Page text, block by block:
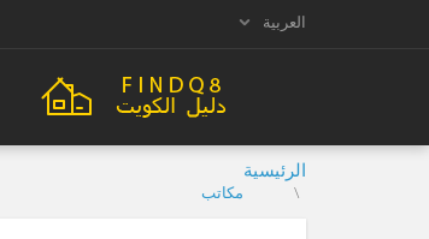
العربية
الرئيسية
مكاتب